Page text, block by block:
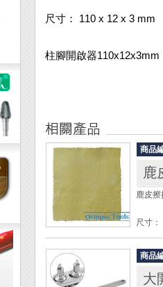
尺寸： 110 x 12 x 3 mm
柱腳開啟器110x12x3mm
商品
鹿
鹿皮
尺寸
厚度：
(此商
◆ 日
商品
大